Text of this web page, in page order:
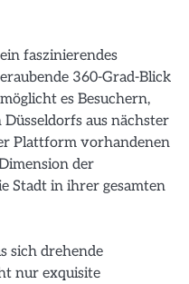
faszinierendes
360-Grad-Blick
es Besuchern,
aus nächster
Plattform vorhandenen
der
Stadt in ihrer gesamten
sich drehende
nur exquisite